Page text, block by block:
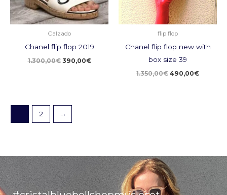
Calzado
Chanel flip flop 2019
1.300,00€ 390,00€
flip flop
Chanel flip flop new with
box size 39
1.350,00€ 490,00€
2 →